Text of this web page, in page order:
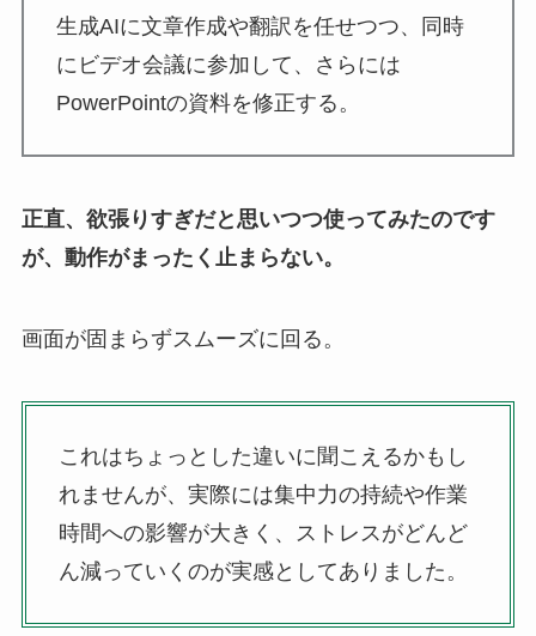
生成AIに文章作成や翻訳を任せつつ、同時
にビデオ会議に参加して、さらには
PowerPointの資料を修正する。
正直、欲張りすぎだと思いつつ使ってみたのです
が、動作がまったく止まらない。
画面が固まらずスムーズに回る。
これはちょっとした違いに聞こえるかもし
れませんが、実際には集中力の持続や作業
時間への影響が大きく、ストレスがどんど
ん減っていくのが実感としてありました。